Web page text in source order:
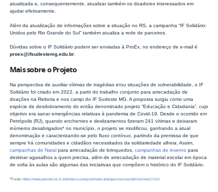
atualizada e, consequentemente, atualizar também os doadores interessados em
ajudar efetivamente.
Além da atualização de informações sobre a situação no RS, a campanha “IF Solidário:
Unidos pelo Rio Grande do Sul” também atualiza a rede de parceiros.
Dúvidas sobre o IF Solidário podem ser enviadas à ProEx, no endereço de e-mail é
proex@ifsudestemg.edu.br.
Mais sobre o Projeto
Na perspectiva de auxiliar vítimas de tragédias e/ou situações de vulnerabilidade, o IF
Solidário foi criado em 2022, a partir do trabalho conjunto para arrecadação de
doações na Reitoria e nos campi do IF Sudeste MG. A proposta surgiu como uma
espécie de desdobramento do então denominado projeto “Educação e Cidadania”, cujo
objetivo era sanar emergências relativas à pandemia de Covid-19. Desde o ocorrido em
Petrópolis (RJ), quando enchentes e deslizamentos fizeram 241 vítimas e deixaram
inúmeros desabrigados* no município, o projeto se modificou, ganhando a atual
denominação e caracterizando-se pelo fluxo contínuo, partindo da premissa de que
sempre há comunidades e cidadãos necessitados da solidariedade alheia. Assim,
campanhas de Natal para arrecadação de brinquedos, campanhas de inverno para
destinar agasalhos a quem precisa, além de arrecadação de material escolar em época
de volta às aulas são algumas das iniciativas que compõem o histórico do IF Solidário.
*Fonte: https://www.periodicos.rc.biblioteca.unesp.br/index.php/geociencias/article/view/17210